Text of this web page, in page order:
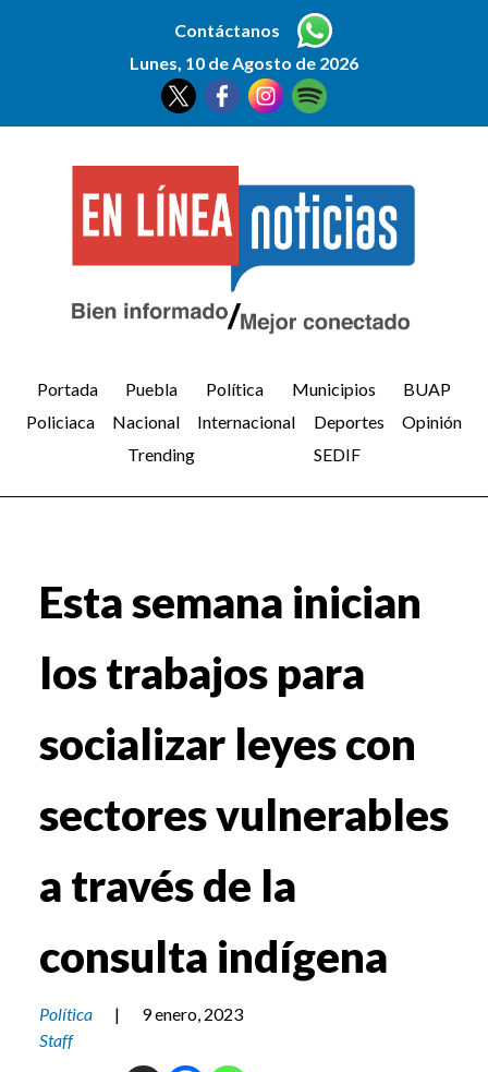
Contáctanos
Lunes, 10 de Agosto de 2026
Portada Puebla Política Municipios
BUAP
Policiaca
Nacional Internacional Deportes
Opinión
Trending
SEDIF
Esta semana inician
los trabajos para
socializar leyes con
sectores vulnerables
a través de la
consulta indígena
Política |
9 enero, 2023
Staff